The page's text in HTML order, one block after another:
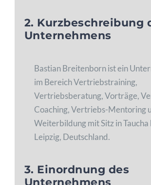
2. Kurzbeschreibung
Unternehmens
Bastian Breitenborn ist ein
im Bereich Vertriebstraining,
Vertriebsberatung, Vorträge,
Coaching, Vertriebs-Mentoring
Weiterbildung mit Sitz in Taucha
Leipzig, Deutschland.
3. Einordnung des